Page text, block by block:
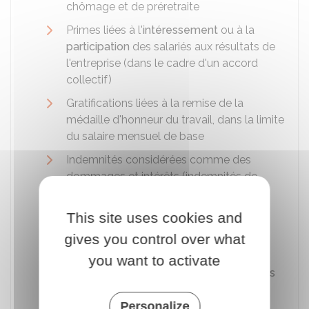
chômage et de préretraite
Primes liées à l'intéressement ou à la
participation des salariés aux résultats de
l'entreprise (dans le cadre d'un accord
collectif)
Gratifications liées à la remise de la
médaille d'honneur du travail, dans la limite
du salaire mensuel de base
Indemnités considérées comme des
dommages et intérêts (indemnités de
Contributions patronales de retraite
supplémentaire et de prévoyance
complémentaire
Remboursement de frais professionnels
pouvant être justifiés (par exemple des
frais de restauration, un déplacement,
This site uses cookies and
gives you control over what
you want to activate
Personalize